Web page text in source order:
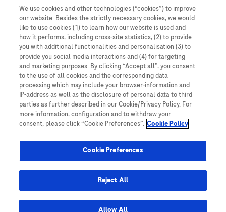
informasjon som ellers ikke er tilgjengelig eller gyldig i ditt land.
Vennligst vær oppmerksom på at vi ikke tar noe ansvar for tilgang til
informasjon som muligens ikke er i samsvar med noen gyldig juridisk
prosess, regulering, registrering eller bruk i bostedslandet ditt.
Roche har ikke alltid mulighet til å kvalitetssikre andres innlegg, men
vil fjerne villedende eller upassende innlegg så langt det lar seg gjøre.
Vi har ikke ansvar for innhold på eksterne nettsider som det lenkes til.
Kopiering av materiale fra dette nettstedet for bruk annet sted er ikke
tillatt uten avtale. Nettstedet selger plass til annonsører, og slikt
innhold er merket.
Dette nettstedet er ikke beregnet for å rapportere bivirkninger eller
hendelse, se www.accu-chek.no.
© 2025, Roche. Alle rettigheter forbeholdt.
Roche Diagnostics Norge AS • Brynsengfaret 6B, Postboks 6610
Etterstad, 0607 • E-post: no.accuchek@roche.com • Telefon: 21 400
100 • www.accu-chek.no
We use cookies and other technologies (“cookies”) to improve
our website. Besides the strictly necessary cookies, we would
like to use cookies (1) to learn how our website is used and
how it performs, including cross-site statistics, (2) to provide
you with additional functionalities and personalisation (3) to
provide you social media interactions and (4) for targeting
and marketing purposes. By clicking “Accept all”, you consent
to the use of all cookies and the corresponding data
processing which may include your browser-information and
IP-address as well as the disclosure of personal data to third
parties as further described in our Cookie/Privacy Policy. For
more information, configuration and to withdraw your
consent, please click “Cookie Preferences”. Cookie Policy
Cookie Preferences
Reject All
Allow All